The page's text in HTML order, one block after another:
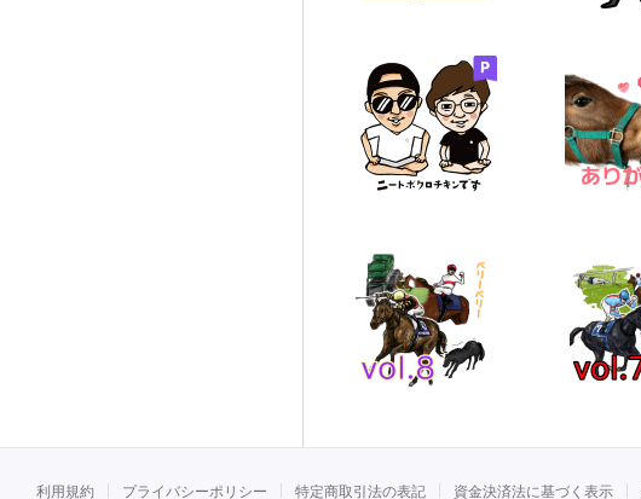
利用規約 プライバシーポリシー 特定商取引法の表記 資金決済法に基づく表示